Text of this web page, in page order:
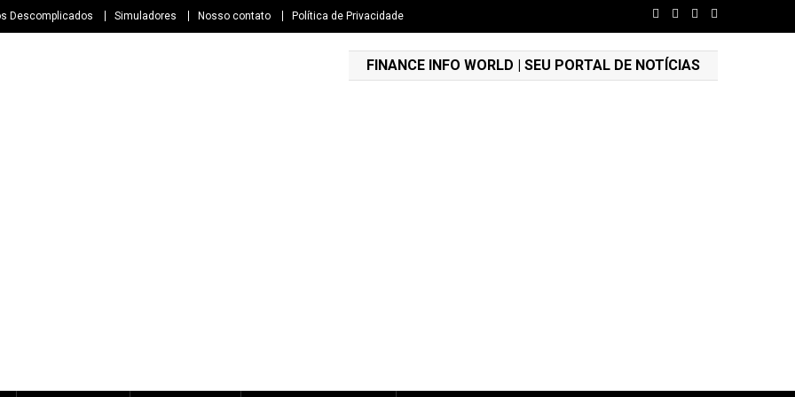
Descomplicados Simuladores Nosso contato Política de Privacidade
FINANCE INFO WORLD | SEU PORTAL DE NOTÍCIAS